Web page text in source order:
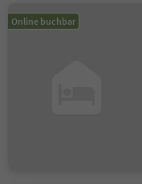
Online buchbar